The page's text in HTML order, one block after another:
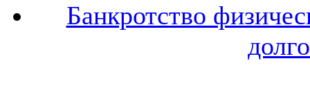
Банкротство